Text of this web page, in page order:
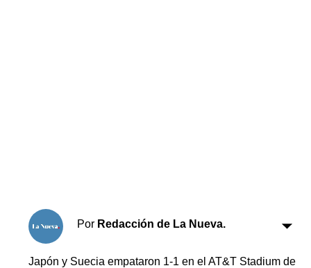
Por Redacción de La Nueva.
Japón y Suecia empataron 1-1 en el AT&T Stadium de